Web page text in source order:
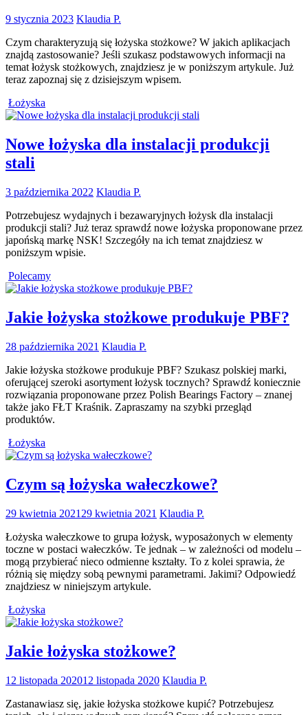
9 stycznia 2023 Klaudia P.
Czym charakteryzują się łożyska stożkowe? W jakich aplikacjach
znajdą zastosowanie? Jeśli szukasz podstawowych informacji na
temat łożysk stożkowych, znajdziesz je w poniższym artykule. Już
teraz zapoznaj się z dzisiejszym wpisem.
Łożyska
Nowe łożyska dla instalacji produkcji
stali
3 października 2022 Klaudia P.
Potrzebujesz wydajnych i bezawaryjnych łożysk dla instalacji
produkcji stali? Już teraz sprawdź nowe łożyska proponowane przez
japońską markę NSK! Szczegóły na ich temat znajdziesz w
poniższym wpisie.
Polecamy
Jakie łożyska stożkowe produkuje PBF?
28 października 2021 Klaudia P.
Jakie łożyska stożkowe produkuje PBF? Szukasz polskiej marki,
oferującej szeroki asortyment łożysk tocznych? Sprawdź koniecznie
rozwiązania proponowane przez Polish Bearings Factory – znanej
także jako FŁT Kraśnik. Zapraszamy na szybki przegląd
produktów.
Łożyska
Czym są łożyska wałeczkowe?
29 kwietnia 2021 29 kwietnia 2021 Klaudia P.
Łożyska wałeczkowe to grupa łożysk, wyposażonych w elementy
toczne w postaci wałeczków. Te jednak – w zależności od modelu –
mogą przybierać nieco odmienne kształty. To z kolei sprawia, że
różnią się między sobą pewnymi parametrami. Jakimi? Odpowiedź
znajdziesz w niniejszym artykule.
Łożyska
Jakie łożyska stożkowe?
12 listopada 202012 listopada 2020 Klaudia P.
Zastanawiasz się, jakie łożyska stożkowe kupić? Potrzebujesz